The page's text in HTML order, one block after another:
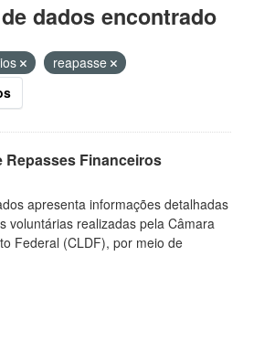
dados encontrado
reapasse
Repasses Financeiros
apresenta informações detalhadas
voluntárias realizadas pela Câmara
Federal (CLDF), por meio de